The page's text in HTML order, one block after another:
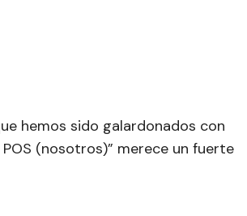
hemos sido galardonados con
(nosotros)” merece un fuerte